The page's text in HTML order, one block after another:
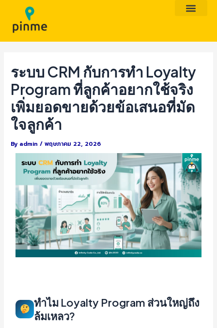
content
ระบบ CRM กับการทำ Loyalty
Program ที่ลูกค้าอยากใช้จริง
เพิ่มยอดขายด้วยข้อเสนอที่มัด
ใจลูกค้า
By admin/พฤษภาคม 22, 2026
ทำไม Loyalty Program ส่วนใหญ่ถึง
ล้มเหลว?
navigation